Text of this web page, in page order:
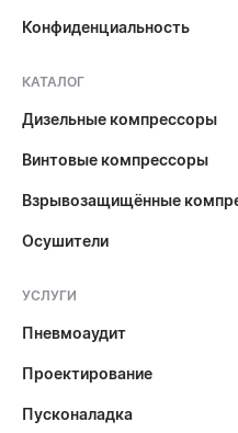
Конфиденциальность
КАТАЛОГ
Дизельные компрессоры
Винтовые компрессоры
Взрывозащищённые
Осушители
УСЛУГИ
Пневмоаудит
Проектирование
Пусконаладка